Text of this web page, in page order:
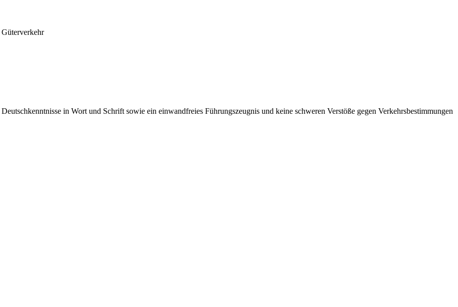
in Wort und Schrift sowie ein einwandfreies Führungszeugnis und keine schweren Verstöße gegen Verkehrsbestimmungen